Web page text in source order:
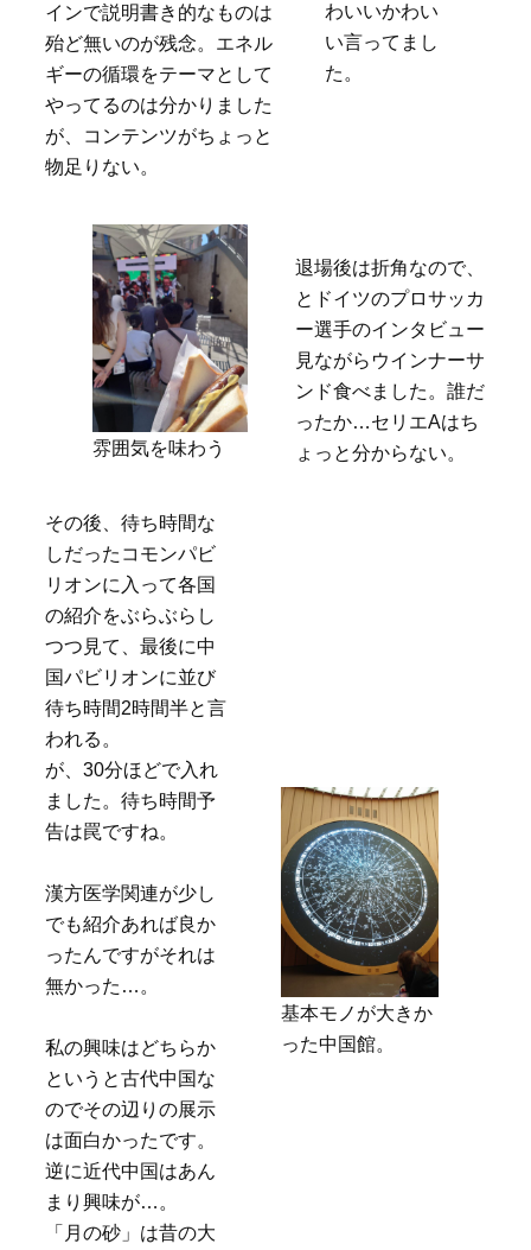
インで説明書き的なものは
殆ど無いのが残念。エネル
ギーの循環をテーマとして
やってるのは分かりました
が、コンテンツがちょっと
物足りない。
わいいかわい
い言ってまし
た。
雰囲気を味わう
退場後は折角なので、
とドイツのプロサッカ
ー選手のインタビュー
見ながらウインナーサ
ンド食べました。誰だ
ったか…セリエAはち
ょっと分からない。
その後、待ち時間な
しだったコモンパビ
リオンに入って各国
の紹介をぶらぶらし
つつ見て、最後に中
国パビリオンに並び
待ち時間2時間半と言
われる。
が、30分ほどで入れ
ました。待ち時間予
告は罠ですね。
漢方医学関連が少し
でも紹介あれば良か
ったんですがそれは
無かった…。
私の興味はどちらか
というと古代中国な
のでその辺りの展示
は面白かったです。
逆に近代中国はあん
まり興味が…。
「月の砂」は昔の大
基本モノが大きか
った中国館。